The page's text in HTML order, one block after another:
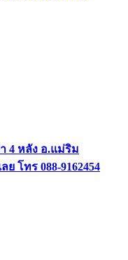
4 หลัง อ.แม่ริม
โทร 088-9162454